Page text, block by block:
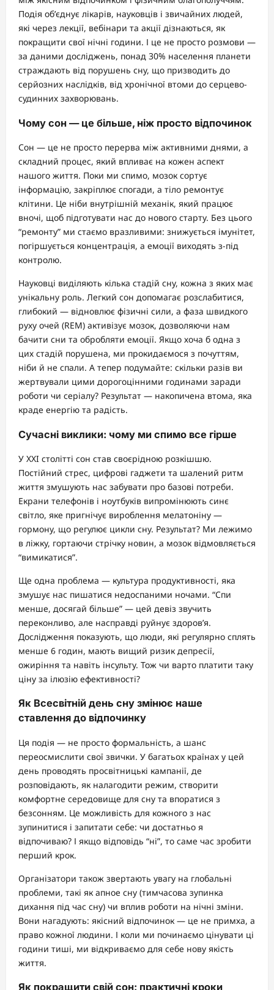
Подія об’єднує лікарів, науковців і звичайних людей,
які через лекції, вебінари та акції дізнаються, як
покращити свої нічні години. І це не просто розмови —
за даними досліджень, понад 30% населення планети
страждають від порушень сну, що призводить до
серйозних наслідків, від хронічної втоми до серцево-
судинних захворювань.
Чому сон — це більше, ніж просто відпочинок
Сон — це не просто перерва між активними днями, а
складний процес, який впливає на кожен аспект
нашого життя. Поки ми спимо, мозок сортує
інформацію, закріплює спогади, а тіло ремонтує
клітини. Це ніби внутрішній механік, який працює
вночі, щоб підготувати нас до нового старту. Без цього
“ремонту” ми стаємо вразливими: знижується імунітет,
погіршується концентрація, а емоції виходять з-під
контролю.
Науковці виділяють кілька стадій сну, кожна з яких має
унікальну роль. Легкий сон допомагає розслабитися,
глибокий — відновлює фізичні сили, а фаза швидкого
руху очей (REM) активізує мозок, дозволяючи нам
бачити сни та обробляти емоції. Якщо хоча б одна з
цих стадій порушена, ми прокидаємося з почуттям,
ніби й не спали. А тепер подумайте: скільки разів ви
жертвували цими дорогоцінними годинами заради
роботи чи серіалу? Результат — накопичена втома, яка
краде енергію та радість.
Сучасні виклики: чому ми спимо все гірше
У XXI столітті сон став своєрідною розкішшю.
Постійний стрес, цифрові гаджети та шалений ритм
життя змушують нас забувати про базові потреби.
Екрани телефонів і ноутбуків випромінюють синє
світло, яке пригнічує вироблення мелатоніну —
гормону, що регулює цикли сну. Результат? Ми лежимо
в ліжку, гортаючи стрічку новин, а мозок відмовляється
“вимикатися”.
Ще одна проблема — культура продуктивності, яка
змушує нас пишатися недоспаними ночами. “Спи
менше, досягай більше” — цей девіз звучить
переконливо, але насправді руйнує здоров’я.
Дослідження показують, що люди, які регулярно сплять
менше 6 годин, мають вищий ризик депресії,
ожиріння та навіть інсульту. Тож чи варто платити таку
ціну за ілюзію ефективності?
Як Всесвітній день сну змінює наше
ставлення до відпочинку
Ця подія — не просто формальність, а шанс
переосмислити свої звички. У багатьох країнах у цей
день проводять просвітницькі кампанії, де
розповідають, як налагодити режим, створити
комфортне середовище для сну та впоратися з
безсонням. Це можливість для кожного з нас
зупинитися і запитати себе: чи достатньо я
відпочиваю? І якщо відповідь “ні”, то саме час зробити
перший крок.
Організатори також звертають увагу на глобальні
проблеми, такі як апное сну (тимчасова зупинка
дихання під час сну) чи вплив роботи на нічні зміни.
Вони нагадують: якісний відпочинок — це не примха, а
право кожної людини. І коли ми починаємо цінувати ці
години тиші, ми відкриваємо для себе нову якість
життя.
Як покращити свій сон: практичні кроки